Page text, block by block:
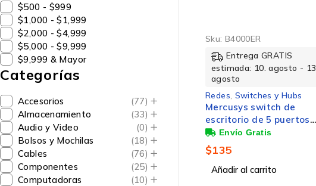
$500 - $999
$1,000 - $1,999
$2,000 - $4,999
$5,000 - $9,999
$9,999 & Mayor
Categorías
Accesorios
(77)
Almacenamiento
(33)
Audio y Video
(0)
Bolsos y Mochilas
(18)
Cables
(76)
Componentes
(25)
Computadoras
(10)
Sku: B4000ER
Entrega GRATIS
estimada: 10. agosto - 13.
agosto
Redes Switches y Hubs
Mercusys switch de
escritorio de 5 puertos
10/100 /1000 Mbps
$135
Añadir al carrito